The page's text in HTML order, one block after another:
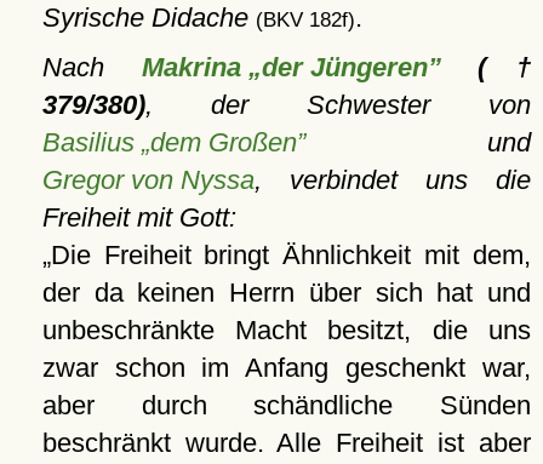
Syrische Didache (BKV 182f).
Nach Makrina „der Jüngeren”(†
379/380), der Schwester von
Basilius „dem Großen”und
Gregor von Nyssa, verbindet uns die
Freiheit mit Gott:
Die Freiheit bringt Ähnlichkeit mit dem,
der da keinen Herrn über sich hat und
unbeschränkte Macht besitzt, die uns
zwar schon im Anfang geschenkt war,
aber durch schändliche Sünden
beschränkt wurde. Alle Freiheit ist aber